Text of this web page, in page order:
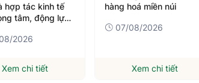
hoá miền núi
Xem chi tiết
gốc buôn lậu thuốc lá
Xem chi tiết